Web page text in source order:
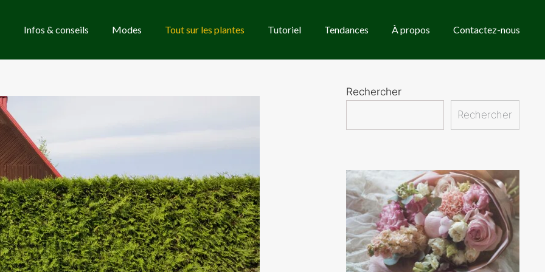
Infos & conseils Modes Tout sur les plantes Tutoriel Tendances À propos Contactez-nous
Rechercher
Rechercher